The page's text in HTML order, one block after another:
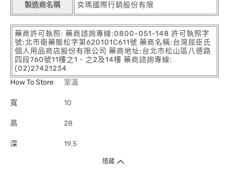
製造商名稱 奕瑪國際行銷股份有限
藥商許可執照: 藥商諮詢專線:0800-051-148 許可執照字
號:北市衛藥販松字第620101C611號 藥商名稱:台灣屈臣氏
個人用品商店股份有限公司 藥商地址:台北市松山區八德路
四段760號11樓之1、之2及14樓 藥商諮詢專線:
(02)27421234
How To Store
室溫
寬 10
高 28
深 19.5
隱藏